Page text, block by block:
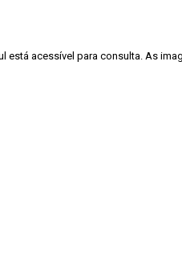
está acessível para consulta. As